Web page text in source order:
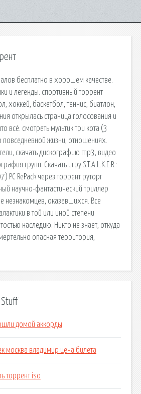
бесплатно в хорошем качестве.
и легенды. спортивный торрент
хоккей, баскетбол, теннис, биатлон,
открылась страница голосования и
всё. cмотреть мультик три кота (3
повседневной жизни, отношениях.
скачать дискографию mp3, видео
групп. Скачать игру S.T.A.L.K.E.R.:
PC RePack через торрент руторг
научно-фантастический триллер
незнакомцев, оказавшихся. Все
в той или иной степени
наследию. Никто не знает, откуда
опасная территория,
Stuff
домой аккорды
москва владимир цена билета
торрент iso